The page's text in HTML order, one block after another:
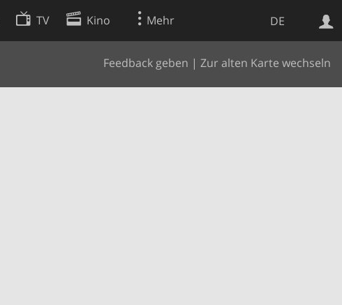
DE
TV Kino Mehr
Feedback geben | Zur alten Karte wechseln
Websuche